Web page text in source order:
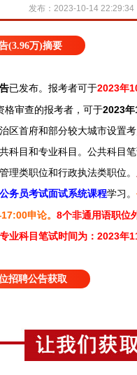
发布：2023-10-14 22:29:34
(3.96万)摘要
已发布。 报考者可于2023年
格审查的报考者，可于2023
区首府和部分较大城市设置
科目和专业科目。公共科目
理类职位和行政执法类职位。
公务员考试面试系统课程学习 。
申论。 8个非通用语职位
业科目笔试时间为：2023年
招聘公告获取